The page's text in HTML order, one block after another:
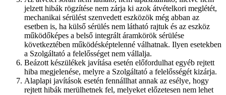
jelzett hibák rögzítése nem zárja ki azok átvételkori meglétét,
mechanikai sérülést szenvedett eszközök még abban az
esetben is, ha külső sérülés nem látható rajtuk és az eszköz
működőképes a belső integrált áramkörök sérülése
következtében működésképtelenné válhatnak. Ilyen esetekben
a Szolgáltató a felelősséget nem vállalja.
Beázott készülékek javítása esetén előfordulhat egyéb rejtett
hiba megjelenése, melyre a Szolgáltató a felelősségét kizárja.
Alaplapi javítások esetén fennállhat annak az esélye, hogy
rejtett hibák merülhetnek fel, melyeket előzetesen nem lehet